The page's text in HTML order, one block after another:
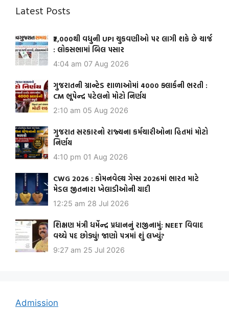
Latest Posts
₹2,000થી વધુની UPI ચુકવણીઓ પર લાગી શકે છે ચાર્જ
: લોકસભામાં બિલ પસાર
4:04 am 07 Aug 2026
ગુજરાતની ગ્રાન્ટેડ શાળાઓમાં 4000 ક્લાર્કની ભરતી :
CM ભૂપેન્દ્ર પટેલનો મોટો નિર્ણય
2:10 am 05 Aug 2026
ગુજરાત સરકારનો રાજ્યના કર્મચારીઓના હિતમાં મોટો
નિર્ણય
4:10 pm 01 Aug 2026
CWG 2026 : કોમનવેલ્થ ગેમ્સ 2026માં ભારત માટે
મેડલ જીતનારા ખેલાડીઓની યાદી
12:25 am 28 Jul 2026
શિક્ષણ મંત્રી ધર્મેન્દ્ર પ્રધાનનું રાજીનામું: NEET વિવાદ
વચ્ચે પદ છોડ્યું! જાણો પત્રમાં શું લખ્યું?
9:27 am 25 Jul 2026
Admission